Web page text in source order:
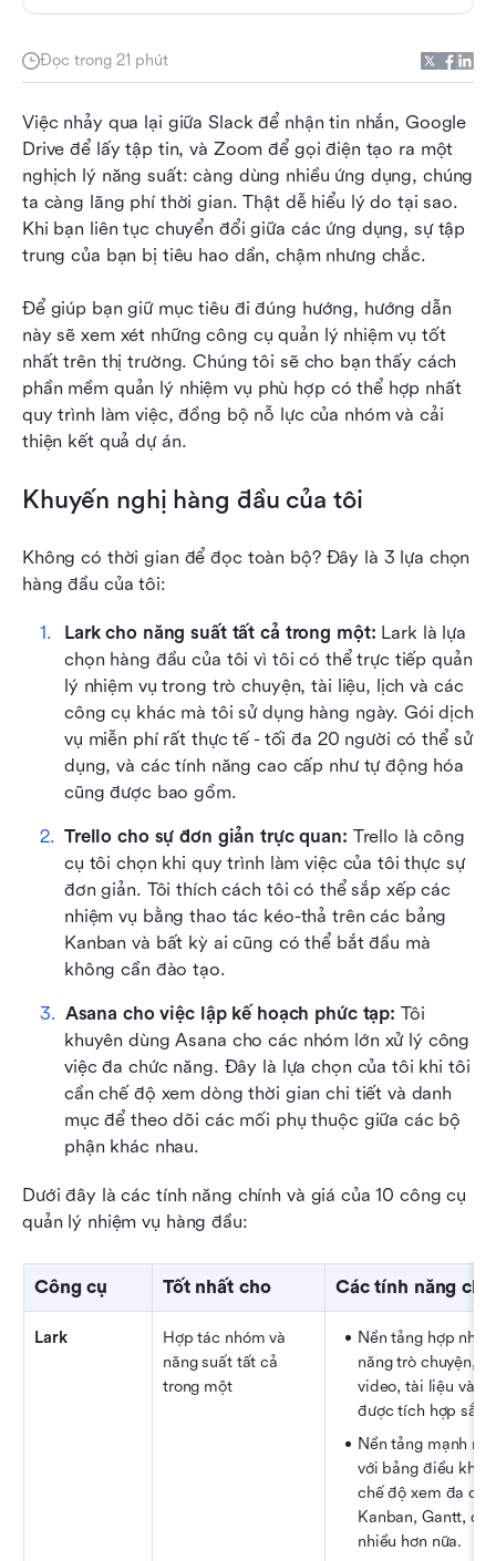
Đọc trong 21 phút
Việc nhảy qua lại giữa Slack để nhận tin nhắn, Google
Drive để lấy tập tin, và Zoom để gọi điện tạo ra một
nghịch lý năng suất: càng dùng nhiều ứng dụng, chúng
ta càng lãng phí thời gian. Thật dễ hiểu lý do tại sao.
Khi bạn liên tục chuyển đổi giữa các ứng dụng, sự tập
trung của bạn bị tiêu hao dần, chậm nhưng chắc.
Để giúp bạn giữ mục tiêu đi đúng hướng, hướng dẫn
này sẽ xem xét những công cụ quản lý nhiệm vụ tốt
nhất trên thị trường. Chúng tôi sẽ cho bạn thấy cách
phần mềm quản lý nhiệm vụ phù hợp có thể hợp nhất
quy trình làm việc, đồng bộ nỗ lực của nhóm và cải
thiện kết quả dự án.
Khuyến nghị hàng đầu của tôi
Không có thời gian để đọc toàn bộ? Đây là 3 lựa chọn
hàng đầu của tôi:
Lark cho năng suất tất cả trong một: Lark là lựa
chọn hàng đầu của tôi vì tôi có thể trực tiếp quản
lý nhiệm vụ trong trò chuyện, tài liệu, lịch và các
công cụ khác mà tôi sử dụng hàng ngày. Gói dịch
vụ miễn phí rất thực tế - tối đa 20 người có thể sử
dụng, và các tính năng cao cấp như tự động hóa
cũng được bao gồm.
Trello cho sự đơn giản trực quan: Trello là công
cụ tôi chọn khi quy trình làm việc của tôi thực sự
đơn giản. Tôi thích cách tôi có thể sắp xếp các
nhiệm vụ bằng thao tác kéo-thả trên các bảng
Kanban và bất kỳ ai cũng có thể bắt đầu mà
không cần đào tạo.
Asana cho việc lập kế hoạch phức tạp: Tôi
khuyên dùng Asana cho các nhóm lớn xử lý công
việc đa chức năng. Đây là lựa chọn của tôi khi tôi
cần chế độ xem dòng thời gian chi tiết và danh
mục để theo dõi các mối phụ thuộc giữa các bộ
phận khác nhau.
Dưới đây là các tính năng chính và giá của 10 công cụ
quản lý nhiệm vụ hàng đầu:
Công cụ Tốt nhất cho Các tính năng
Lark
Hợp tác nhóm và
năng suất tất cả
trong một
Nền tảng hợp nhất
năng trò chuyện,
video, tài liệu và
được tích hợp sẵn.
Nền tảng mạnh
với bảng điều
chế độ xem đa
Kanban, Gantt,
nhiều hơn nữa.
Đánh giá 10 phần mềm quản lý công việc tốt
nhất
Cách chúng tôi chọn và đánh giá phần mềm
trong các bài đánh giá của mình
Những lợi ích của phần mềm quản lý công việc
là gì?
Cách chọn công cụ quản lý công việc phù hợp
Kết luận
Câu hỏi thường gặp về các công cụ quản lý
công việc
Đọc liên quan